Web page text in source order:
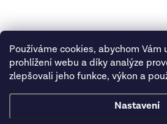
Používáme cookies, abychom Vám
prohlížení webu a díky analýze
zlepšovali jeho funkce, výkon a
Nastavení